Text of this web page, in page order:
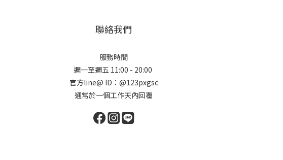
聯絡我們
服務時間
週一至週五 11:00 - 20:00
官方line@ ID：@123pxgsc
通常於一個工作天內回覆